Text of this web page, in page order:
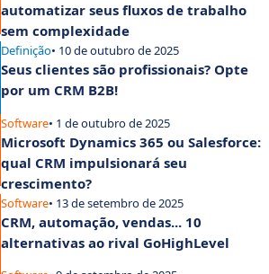
automatizar seus fluxos de trabalho
sem complexidade
Definição• 10 de outubro de 2025
Seus clientes são profissionais? Opte
por um CRM B2B!
Software• 1 de outubro de 2025
Microsoft Dynamics 365 ou Salesforce:
qual CRM impulsionará seu
crescimento?
Software• 13 de setembro de 2025
CRM, automação, vendas... 10
alternativas ao rival GoHighLevel